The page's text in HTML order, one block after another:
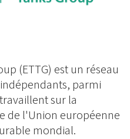
(ETTG) est un réseau
parmi
sur la
de l'Union européenne
mondial.